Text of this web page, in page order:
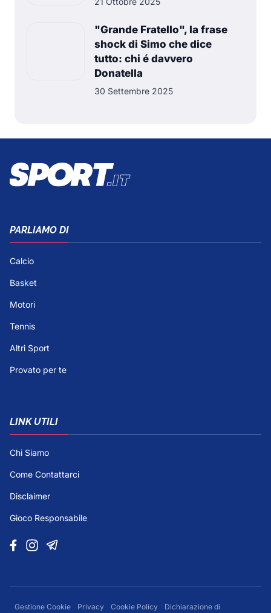
"Grande Fratello", la frase
shock di Simo che dice
tutto: chi é davvero
Donatella
30 Settembre 2025
PARLIAMO DI
Calcio
Basket
Motori
Tennis
Altri Sport
Provato per te
LINK UTILI
Chi Siamo
Come Contattarci
Disclaimer
Gioco Responsabile
Gestione Cookie Privacy Cookie Policy Dichiarazione di